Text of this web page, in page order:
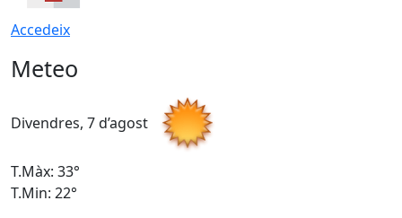
Accedeix
Meteo
Divendres, 7 d’agost
T.Màx: 33°
T.Min: 22°